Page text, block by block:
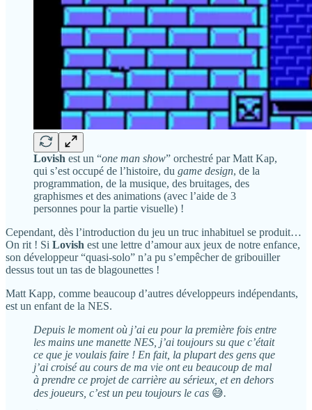
Lovish est un “one man show” orchestré par Matt Kap,
qui s’est occupé de l’histoire, du game design, de la
programmation, de la musique, des bruitages, des
graphismes et des animations (avec l’aide de 3
personnes pour la partie visuelle) !
Cependant, dès l’introduction du jeu un truc inhabituel se produit…
On rit ! Si Lovish est une lettre d’amour aux jeux de notre enfance,
son développeur “quasi-solo” n’a pu s’empêcher de gribouiller
dessus tout un tas de blagounettes !
Matt Kapp, comme beaucoup d’autres développeurs indépendants,
est un enfant de la NES.
Depuis le moment où j’ai eu pour la première fois entre
les mains une manette NES, j’ai toujours su que c’était
ce que je voulais faire ! En fait, la plupart des gens que
j’ai croisé au cours de ma vie ont eu beaucoup de mal
à prendre ce projet de carrière au sérieux, et en dehors
des joueurs, c’est un peu toujours le cas 😅.